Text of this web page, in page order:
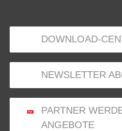
DOWNLOAD-
NEWSLETTER
PARTNER
ANGEBOTE